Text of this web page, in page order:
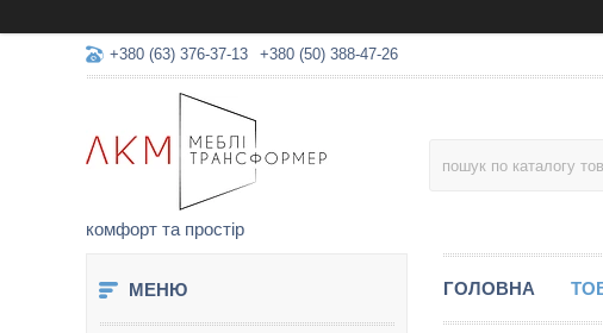
+380 (63) 376-37-13 +380 (50) 388-47-26
комфорт та простір
ГОЛОВНА